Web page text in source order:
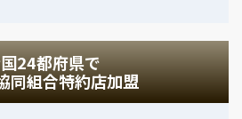
24都府県で
同組合特約店加盟